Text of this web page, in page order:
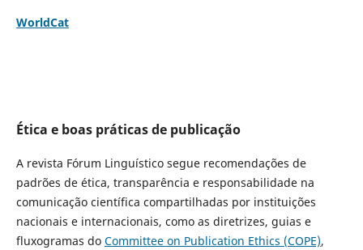
WorldCat
Ética e boas práticas de publicação
A revista Fórum Linguístico segue recomendações de
padrões de ética, transparência e responsabilidade na
comunicação científica compartilhadas por instituições
nacionais e internacionais, como as diretrizes, guias e
fluxogramas do Committee on Publication Ethics (COPE),